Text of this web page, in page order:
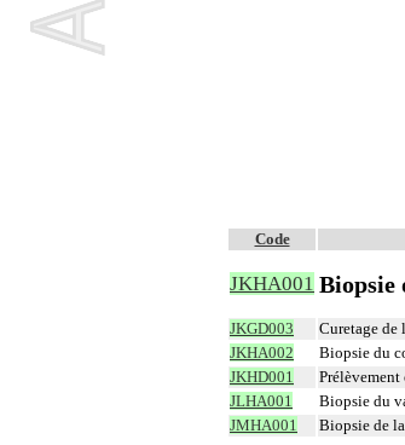
Code
JKHA001 Biopsie
JKGD003 Curetage de
JKHA002 Biopsie du
JKHD001
JLHA001 Biopsie du
JMHA001 Biopsie de